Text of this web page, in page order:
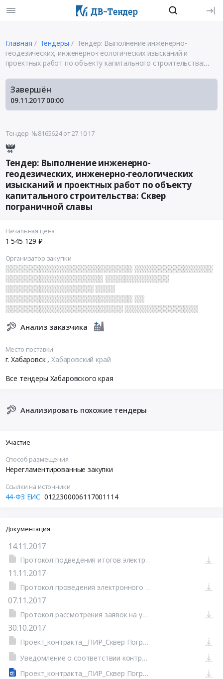
Главная Тендеры
Тендер: Выполнение инженерно-
геодезических, инженерно-геологических изысканий и
проектных работ по объекту капитального строительства:
Завершён
09.11.2017 00:00
Тендер №8165624от 27.10.17
Тендер: Выполнение инженерно-
геодезических, инженерно-геологических
изысканий и проектных работ по объекту
капитального строительства: Сквер
пограничной славы
Начальная цена
1 545 129 ₽
Организатор закупки
░░░░░░░░░░░░░░░░░░░░░░░░░░ ░░░░░░░░░░░░░░░░
░░░░░░░░░░░░░░░░░░░░ ░░░░░░░░░░░░░
░░░░░░░░░░░░░░░░░░ ░░░░
░░░░░░░░░░░░░░░░░░░░░░░░░░ ░░
░░░░░░░░░░░░░░░░░░░░░░░░ ░░░░░░░░░░░░░░░
Анализ заказчика
Место поставки
г. Хабаровск ,Хабаровский край
Все тендеры Хабаровского края
Анализировать похожие тендеры
Участие
Способ размещения
Нерегламентированные закупки
Ссылки на источники
44-ФЗ ЕИС 0122300006117001114
Документация
14.11.2017
Протокол подведения итогов электронного аукциона от 13.11.2017 №0122300006117001114-3 (Печатная форма)
11.11.2017
Протокол проведения электронного аукциона от 10.11.2017 №0122300006117001114-2 (Печатная форма)
07.11.2017
Протокол рассмотрения заявок на участие в электронном аукционе от 07.11.2017 №0122300006117001114-1 (Печатная форма)
30.10.2017
Проект_контракта__ПИР_Сквер Пограничной Славы (Печатная форма)
Уведомление о соответствии контролируемой информации (Печатная форма)
Проект_контракта__ПИР_Сквер Пограничной Славы